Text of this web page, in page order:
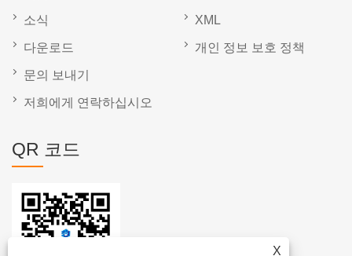
X
소식
다운로드
문의 보내기
저희에게 연락하십시오
XML
개인 정보 보호 정책
QR 코드